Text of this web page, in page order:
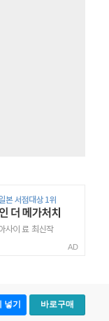
AD
넣기 바로구매